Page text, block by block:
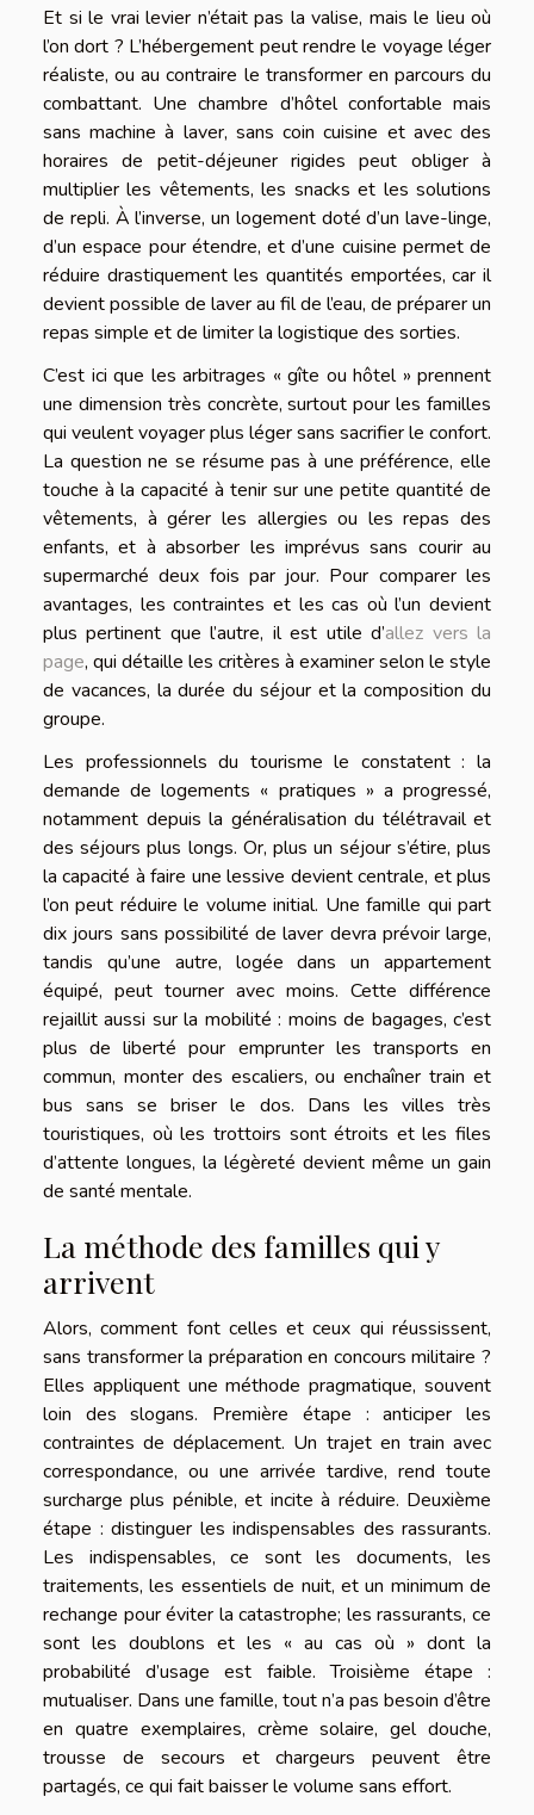
Et si le vrai levier n’était pas la valise, mais le lieu où
l’on dort ? L’hébergement peut rendre le voyage léger
réaliste, ou au contraire le transformer en parcours du
combattant. Une chambre d’hôtel confortable mais
sans machine à laver, sans coin cuisine et avec des
horaires de petit-déjeuner rigides peut obliger à
multiplier les vêtements, les snacks et les solutions
de repli. À l’inverse, un logement doté d’un lave-linge,
d’un espace pour étendre, et d’une cuisine permet de
réduire drastiquement les quantités emportées, car il
devient possible de laver au fil de l’eau, de préparer un
repas simple et de limiter la logistique des sorties.
C’est ici que les arbitrages « gîte ou hôtel » prennent
une dimension très concrète, surtout pour les familles
qui veulent voyager plus léger sans sacrifier le confort.
La question ne se résume pas à une préférence, elle
touche à la capacité à tenir sur une petite quantité de
vêtements, à gérer les allergies ou les repas des
enfants, et à absorber les imprévus sans courir au
supermarché deux fois par jour. Pour comparer les
avantages, les contraintes et les cas où l’un devient
plus pertinent que l’autre, il est utile d’allez vers la
page, qui détaille les critères à examiner selon le style
de vacances, la durée du séjour et la composition du
groupe.
Les professionnels du tourisme le constatent : la
demande de logements « pratiques » a progressé,
notamment depuis la généralisation du télétravail et
des séjours plus longs. Or, plus un séjour s’étire, plus
la capacité à faire une lessive devient centrale, et plus
l’on peut réduire le volume initial. Une famille qui part
dix jours sans possibilité de laver devra prévoir large,
tandis qu’une autre, logée dans un appartement
équipé, peut tourner avec moins. Cette différence
rejaillit aussi sur la mobilité : moins de bagages, c’est
plus de liberté pour emprunter les transports en
commun, monter des escaliers, ou enchaîner train et
bus sans se briser le dos. Dans les villes très
touristiques, où les trottoirs sont étroits et les files
d’attente longues, la légèreté devient même un gain
de santé mentale.
La méthode des familles qui y
arrivent
Alors, comment font celles et ceux qui réussissent,
sans transformer la préparation en concours militaire ?
Elles appliquent une méthode pragmatique, souvent
loin des slogans. Première étape : anticiper les
contraintes de déplacement. Un trajet en train avec
correspondance, ou une arrivée tardive, rend toute
surcharge plus pénible, et incite à réduire. Deuxième
étape : distinguer les indispensables des rassurants.
Les indispensables, ce sont les documents, les
traitements, les essentiels de nuit, et un minimum de
rechange pour éviter la catastrophe; les rassurants, ce
sont les doublons et les « au cas où » dont la
probabilité d’usage est faible. Troisième étape :
mutualiser. Dans une famille, tout n’a pas besoin d’être
en quatre exemplaires, crème solaire, gel douche,
trousse de secours et chargeurs peuvent être
partagés, ce qui fait baisser le volume sans effort.